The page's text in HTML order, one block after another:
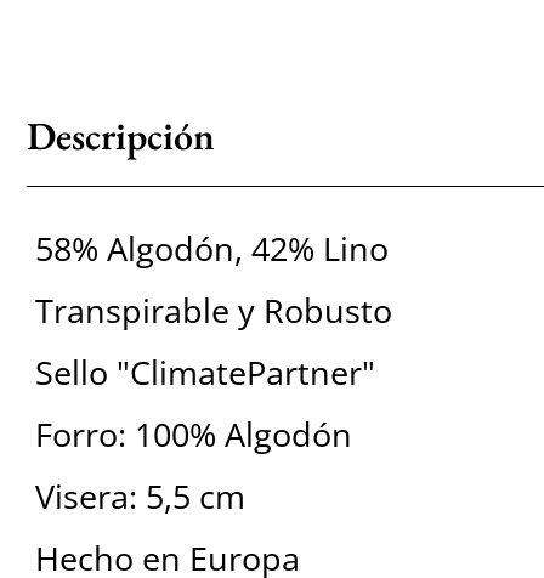
Descripción
58% Algodón, 42% Lino
Transpirable y Robusto
Sello "ClimatePartner"
Forro: 100% Algodón
Visera: 5,5 cm
Hecho en Europa